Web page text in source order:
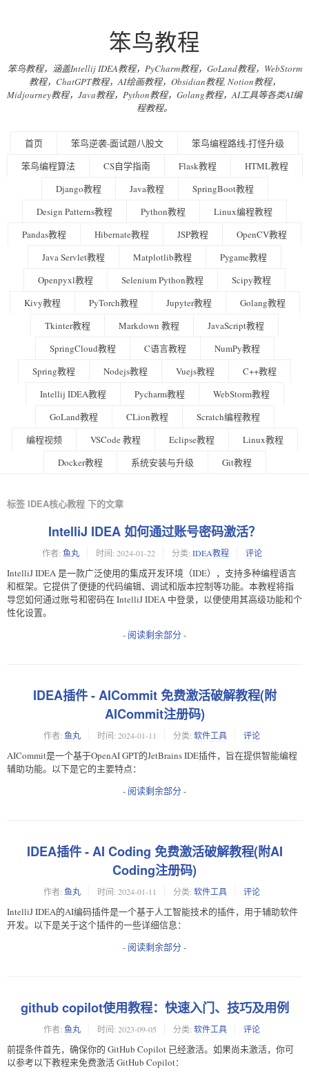
笨鸟教程
笨鸟教程，涵盖Intellij IDEA教程，PyCharm教程，GoLand教程，WebStorm
教程，ChatGPT教程，AI绘画教程，Obsidian教程, Notion教程，
Midjourney教程，Java教程，Python教程，Golang教程，AI工具等各类AI编
程教程。
首页 笨鸟逆袭-面试题八股文
笨鸟编程路线-打怪升级
笨鸟编程算法
CS自学指南 Flask教程
HTML教程
Django教程
Java教程
SpringBoot教程
Design Patterns教程
Python教程
Linux编程教程
Pandas教程
Hibernate教程 JSP教程
OpenCV教程
Java Servlet教程
Matplotlib教程
Pygame教程
Openpyxl教程
Selenium Python教程
Scipy教程
Kivy教程
PyTorch教程 Jupyter教程
Golang教程
Tkinter教程
Markdown 教程
JavaScript教程
SpringCloud教程
C语言教程
NumPy教程
Spring教程
Nodejs教程 Vuejs教程
C++教程
Intellij IDEA教程
Pycharm教程
WebStorm教程
GoLand教程
CLion教程
Scratch编程教程
编程视频
VSCode 教程 Eclipse教程
Linux教程
Docker教程
系统安装与升级 Git教程
标签 IDEA核心教程 下的文章
IntelliJ IDEA 如何通过账号密码激活？
作者: 鱼丸 时间: 2024-01-22 分类: IDEA教程 评论
IntelliJ IDEA 是一款广泛使用的集成开发环境（IDE），支持多种编程语言
和框架。它提供了便捷的代码编辑、调试和版本控制等功能。本教程将指
导您如何通过账号和密码在 IntelliJ IDEA 中登录，以便使用其高级功能和个
性化设置。
- 阅读剩余部分 -
IDEA插件 - AICommit 免费激活破解教程(附
AICommit注册码)
作者: 鱼丸 时间: 2024-01-11 分类: 软件工具 评论
AICommit是一个基于OpenAI GPT的JetBrains IDE插件，旨在提供智能编程
辅助功能。以下是它的主要特点：
- 阅读剩余部分 -
IDEA插件 - AI Coding 免费激活破解教程(附AI
Coding注册码)
作者: 鱼丸 时间: 2024-01-11 分类: 软件工具 评论
IntelliJ IDEA的AI编码插件是一个基于人工智能技术的插件，用于辅助软件
开发。以下是关于这个插件的一些详细信息：
- 阅读剩余部分 -
github copilot使用教程：快速入门、技巧及用例
作者: 鱼丸 时间: 2023-09-05 分类: 软件工具 评论
前提条件首先，确保你的 GitHub Copilot 已经激活。如果尚未激活，你可
以参考以下教程来免费激活 GitHub Copilot：